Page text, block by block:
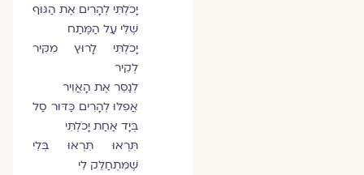
יָכֹלְתִּי לְהָרִים אֶת הַגּוּף
שֶׁלִּי עַל הַמֶּתַח
יָכֹלְתִּי לָרוּץ מִקִּיר
לְקִיר
לְנַסֵּר אֶת הָאֲוִיר
אֲפִלּוּ לְהָרִים כַּדּוּר סַל
בְּיָד אַחַת יָכֹלְתִּי
תִּרְאוּ תִּרְאוּ בְּלִי
שֶׁמִּתְחַלֵּק לִי